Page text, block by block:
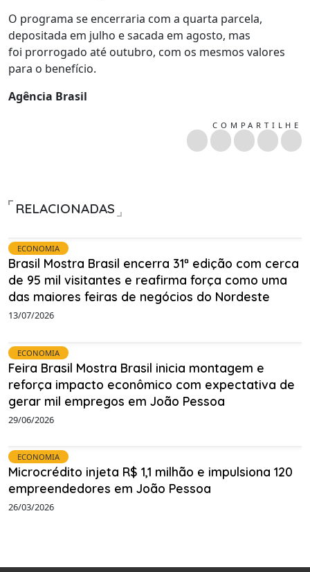
O programa se encerraria com a quarta parcela,
depositada em julho e sacada em agosto, mas
foi prorrogado até outubro, com os mesmos valores
para o benefício.
Agência Brasil
COMPARTILHE
RELACIONADAS
ECONOMIA
Brasil Mostra Brasil encerra 31ª edição com cerca
de 95 mil visitantes e reafirma força como uma
das maiores feiras de negócios do Nordeste
13/07/2026
ECONOMIA
Feira Brasil Mostra Brasil inicia montagem e
reforça impacto econômico com expectativa de
gerar mil empregos em João Pessoa
29/06/2026
ECONOMIA
Microcrédito injeta R$ 1,1 milhão e impulsiona 120
empreendedores em João Pessoa
26/03/2026